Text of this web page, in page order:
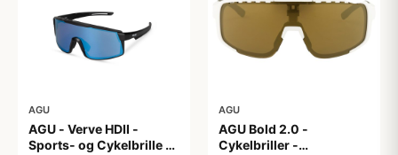
AGU
AGU - Verve HDII -
Sports- og Cykelbrille -
AGU
AGU Bold 2.0 -
Cykelbriller -